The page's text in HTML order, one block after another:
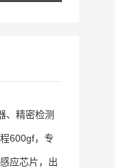
、精密检测
600gf，专
应芯片，出